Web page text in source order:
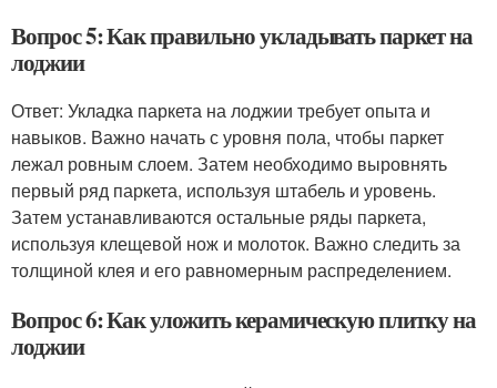
Вопрос 5: Как правильно укладывать паркет на
лоджии
Ответ: Укладка паркета на лоджии требует опыта и
навыков. Важно начать с уровня пола, чтобы паркет
лежал ровным слоем. Затем необходимо выровнять
первый ряд паркета, используя штабель и уровень.
Затем устанавливаются остальные ряды паркета,
используя клещевой нож и молоток. Важно следить за
толщиной клея и его равномерным распределением.
Вопрос 6: Как уложить керамическую плитку на
лоджии